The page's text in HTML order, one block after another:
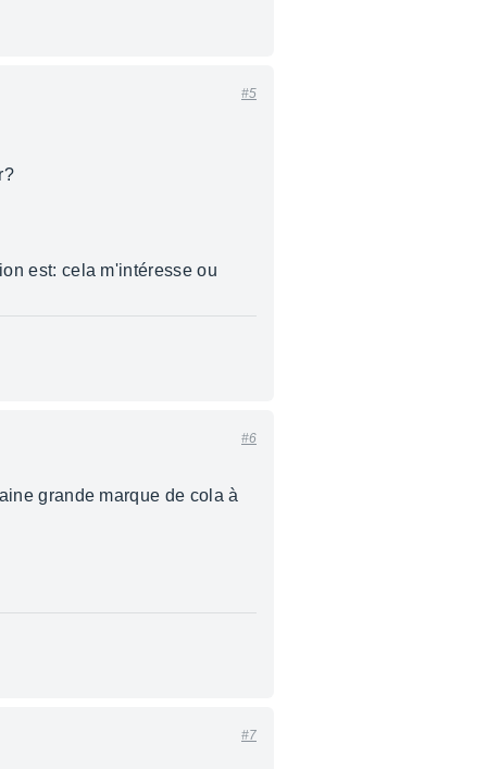
#5
est: cela m'intéresse ou
#6
grande marque de cola à
#7